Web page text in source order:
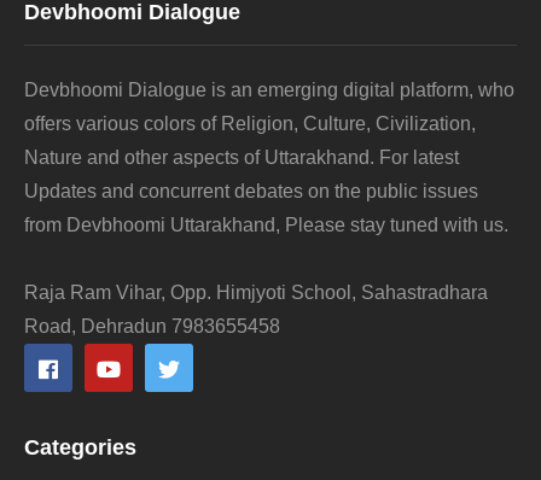
Devbhoomi Dialogue
Devbhoomi Dialogue is an emerging digital platform, who
offers various colors of Religion, Culture, Civilization,
Nature and other aspects of Uttarakhand. For latest
Updates and concurrent debates on the public issues
from Devbhoomi Uttarakhand, Please stay tuned with us.
Raja Ram Vihar, Opp. Himjyoti School, Sahastradhara
Road, Dehradun 7983655458
Categories